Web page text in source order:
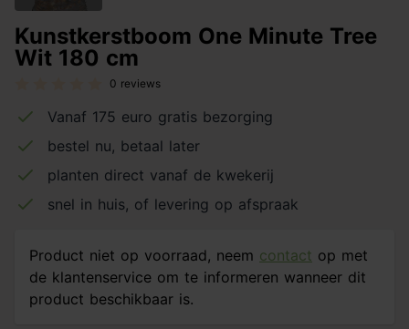
Kunstkerstboom One Minute Tree
Wit 180 cm
0 reviews
Vanaf 175 euro gratis bezorging
bestel nu, betaal later
planten direct vanaf de kwekerij
snel in huis, of levering op afspraak
Product niet op voorraad, neem contact op met
de klantenservice om te informeren wanneer dit
product beschikbaar is.